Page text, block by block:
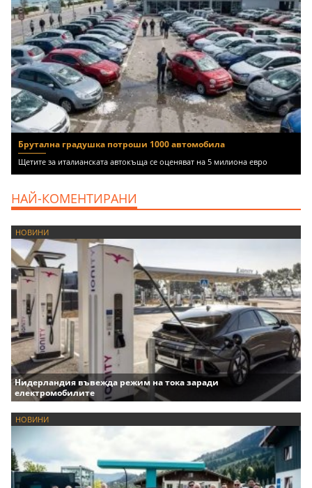
Брутална градушка потроши 1000 автомобила
Щетите за италианската автокъща се оценяват на 5 милиона евро
НАЙ-КОМЕНТИРАНИ
НОВИНИ
Нидерландия въвежда режим на тока заради
електромобилите
НОВИНИ